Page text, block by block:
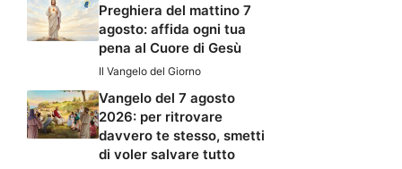
Preghiera del mattino 7
agosto: affida ogni tua
pena al Cuore di Gesù
Il Vangelo del Giorno
Vangelo del 7 agosto
2026: per ritrovare
davvero te stesso, smetti
di voler salvare tutto